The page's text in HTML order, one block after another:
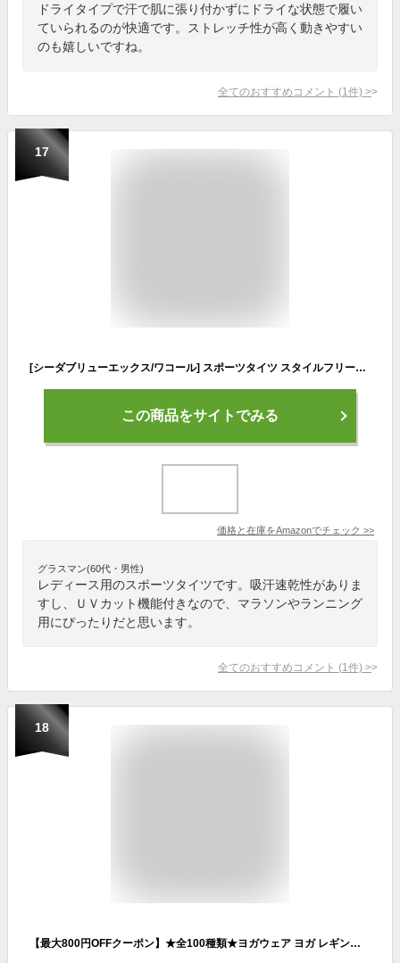
ドライタイプで汗で肌に張り付かずにドライな状態で履い
ていられるのが快適です。ストレッチ性が高く動きやすい
のも嬉しいですね。
全てのおすすめコメント (1 件) >
17
[シーダブリューエックス/ワコール] スポーツタイツ スタイルフリーボトム (ロング丈) 吸汗速乾 UVカット VCY299 レディース BL LL
この商品をサイトでみる
価格と在庫をAmazonでチェック >>
グラスマン(60代・男性)
レディース用のスポーツタイツです。吸汗速乾性がありま
すし、ＵＶカット機能付きなので、マラソンやランニング
用にぴったりだと思います。
全てのおすすめコメント (1 件) >
18
【最大800円OFFクーポン】★全100種類★ヨガウェア ヨガ レギンス ヨガパンツ ウエア スポーツレギンス 七分丈 水陸両用 水着 フィットネス 大きいサイズ スポーツウェア かわいい レディース スポーツスパッツ スポーツタイツ おしゃれ 冬 夏用